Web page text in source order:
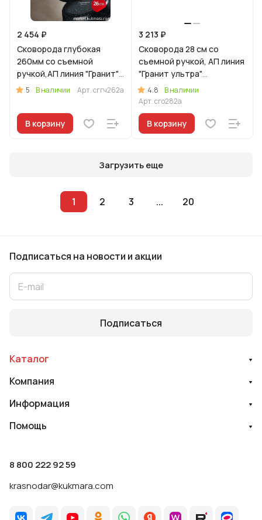
2 454 ₽
Сковорода глубокая
260мм со съемной
ручкой,АП линия "Гранит"
(черный)
5 В наличии Арт.сггч262а
В корзину
3 213 ₽
Сковорода 28 см со
съемной ручкой, АП линия
"Гранит ультра"
(Оригинальный)
4.8
В наличии
Арт.сго282а
В корзину
Загрузить еще
1 2 3 ... 20
Подписаться на новости и акции
Подписаться
Каталог
Компания
Информация
Помощь
8 800 222 92 59
krasnodar@kukmara.com